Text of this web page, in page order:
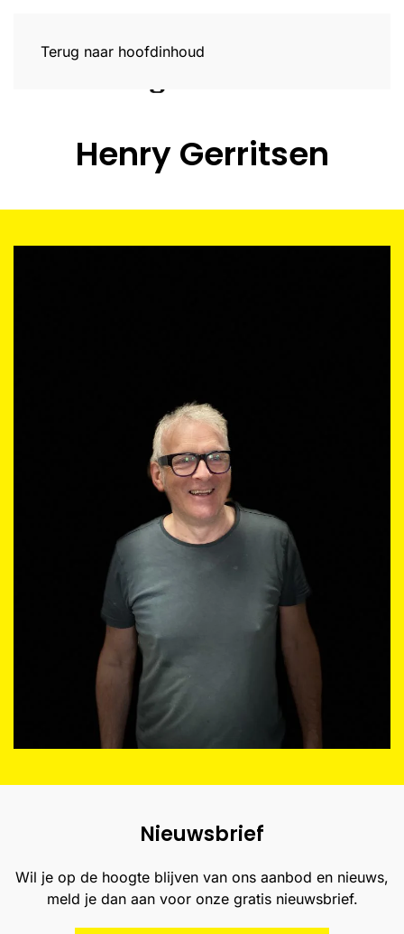
Terug naar hoofdinhoud
Henry Gerritsen
Nieuwsbrief
Wil je op de hoogte blijven van ons aanbod en nieuws,
meld je dan aan voor onze gratis nieuwsbrief.